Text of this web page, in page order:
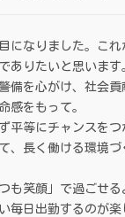
になりました。こ
ありたいと思います
備を心がけ、社会
感をもって。
平等にチャンスを
、長く働ける環境
も笑顔」で過ごせ
毎日出勤するのが